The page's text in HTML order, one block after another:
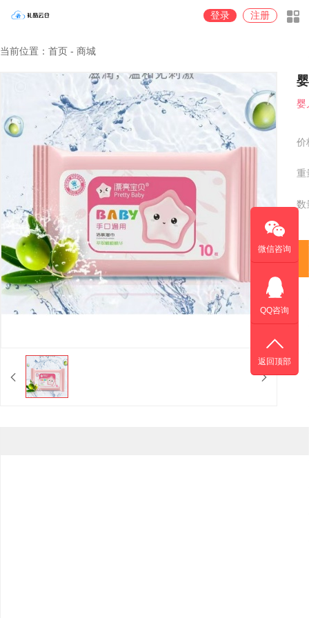
登录 注册
当前位置：首页 - 商城
婴
价
重
数
微信咨询
QQ咨询
返回顶部